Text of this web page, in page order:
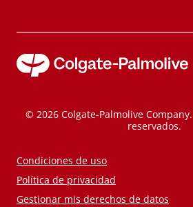
© 2026 Colgate-Palmolive
reservados.
Condiciones de uso
Política de privacidad
Gestionar mis derechos de datos